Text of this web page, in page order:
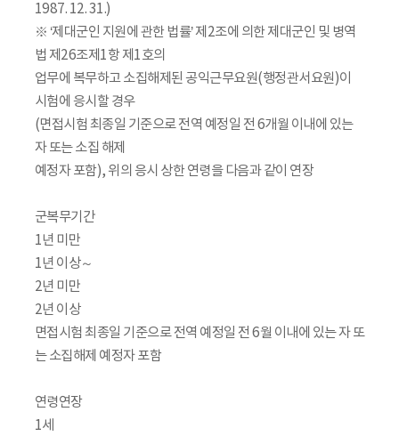
1987. 12. 31.)
※ ‘제대군인 지원에 관한 법률’ 제2조에 의한 제대군인 및 병역
법 제26조제1항 제1호의
업무에 복무하고 소집해제된 공익근무요원(행정관서요원)이
시험에 응시할 경우
(면접시험 최종일 기준으로 전역 예정일 전 6개월 이내에 있는
자 또는 소집 해제
예정자 포함), 위의 응시 상한 연령을 다음과 같이 연장
군복무기간
1년 미만
1년 이상～
2년 미만
2년 이상
면접시험 최종일 기준으로 전역 예정일 전 6월 이내에 있는 자 또
는 소집해제 예정자 포함
연령연장
1세